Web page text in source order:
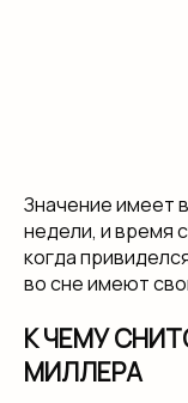
Значение имеет
недели, и время
когда
во сне имеют
К ЧЕМУ
МИЛЛЕРА